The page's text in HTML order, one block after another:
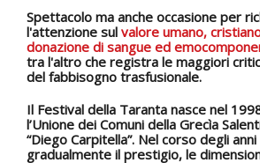
Spettacolo ma anche occasione per r
l'attenzione sul valore umano,
donazione di sangue ed
tra l'altro che registra le maggiori
del fabbisogno trasfusionale.
Il Festival della Taranta nasce nel
l’Unione dei Comuni della Grecìa
“Diego Carpitella”. Nel corso degli
gradualmente il prestigio, le